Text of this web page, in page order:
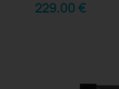
229.00€